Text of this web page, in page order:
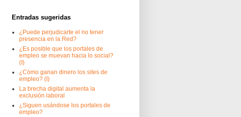
Entradas sugeridas
¿Puede perjudicarte el no tener
presencia en la Red?
¿Es posible que los portales de
empleo se muevan hacia lo social?
(I)
¿Cómo ganan dinero los sites de
empleo? (I)
La brecha digital aumenta la
exclusión laboral
¿Siguen usándose los portales de
empleo?